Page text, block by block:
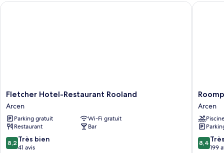
Chambre
Fletcher
Hotel-
Restaurant
Rooland
Arcen
Fletcher Hotel-Restaurant Rooland
Arcen
Parking gratuit
Wi-Fi gratuit
Restaurant
Bar
8.2
sur
8,2 Très bien
41 avis
Fletcher Hotel-Restaurant Rooland
Bad
Arcen
Arcen
Arcen
8.4
sur
8,4
199